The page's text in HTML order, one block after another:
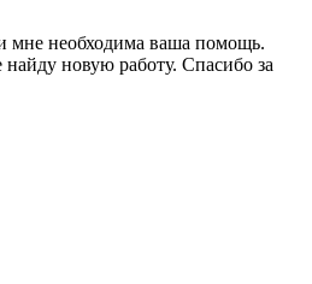
и мне необходима ваша помощь.
новую работу. Спасибо за